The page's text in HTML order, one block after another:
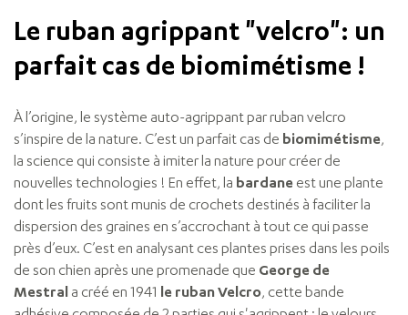
Le ruban agrippant "velcro": un
parfait cas de biomimétisme !
À l’origine, le système auto-agrippant par ruban velcro
s’inspire de la nature. C’est un parfait cas de biomimétisme,
la science qui consiste à imiter la nature pour créer de
nouvelles technologies ! En effet, la bardane est une plante
dont les fruits sont munis de crochets destinés à faciliter la
dispersion des graines en s’accrochant à tout ce qui passe
près d’eux. C’est en analysant ces plantes prises dans les poils
de son chien après une promenade que George de
Mestral a créé en 1941 le ruban Velcro, cette bande